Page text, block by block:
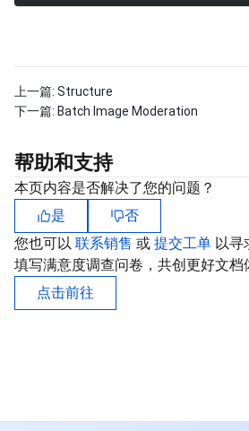
上一篇: Structure
下一篇: Batch Image Moderation
帮助和支持
本页内容是否解决了您的问题？
是
否
您也可以 联系销售 或 提交工单 以寻
填写满意度调查问卷，共创更好文档
点击前往